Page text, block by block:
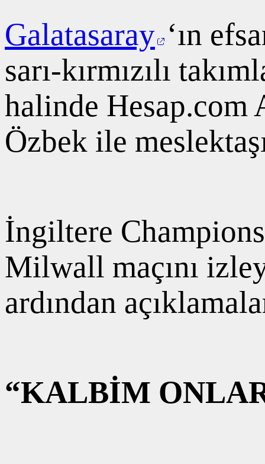
Galatasaray ‘ın
sarı-kırmızılı
halinde Hesap.com
Özbek ile
İngiltere
Milwall maçını
ardından
“KALBİM